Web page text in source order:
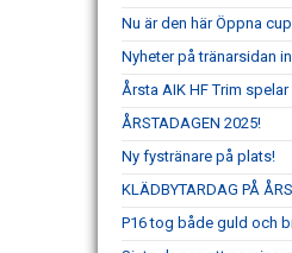
Nu är den här Öppna
Nyheter på tränarsidan
Årsta AIK HF Trim
ÅRSTADAGEN 2025!
Ny fystränare på plats!
KLÄDBYTARDAG PÅ
P16 tog både guld och